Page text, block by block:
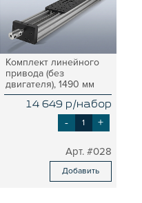
Комплект линейного
привода (без
двигателя), 1490 мм
14 649 р/набор
- +
#028
Добавить